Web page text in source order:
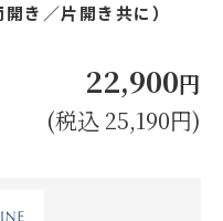
き／片開き共に）
22,900円
(税込 25,190円)